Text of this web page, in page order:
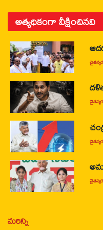
అత్యధికంగా వీక్షించినవి
మరిన్ని